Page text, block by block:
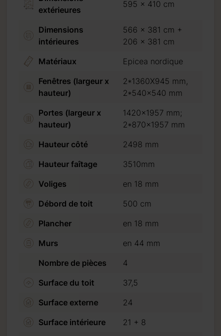
extérieures
595 x 410 cm
Dimensions
intérieures
566 x 381 cm +
206 x 381 cm
Matériaux
Epicea nordique
Fenêtres (largeur x
hauteur)
2*1360X945 mm,
2*540x540 mm
Portes (largeur x
hauteur)
1420x1957 mm;
2*870x1957 mm
Hauteur côté
2498 mm
Hauteur faîtage
3510mm
Voliges
en 18 mm
Débord de toit
500 cm
Plancher
en 18 mm
Murs
en 44 mm
Nombre de pièces
4
Surface du toit
37,5
Surface externe
24
Surface intérieure
21 + 8